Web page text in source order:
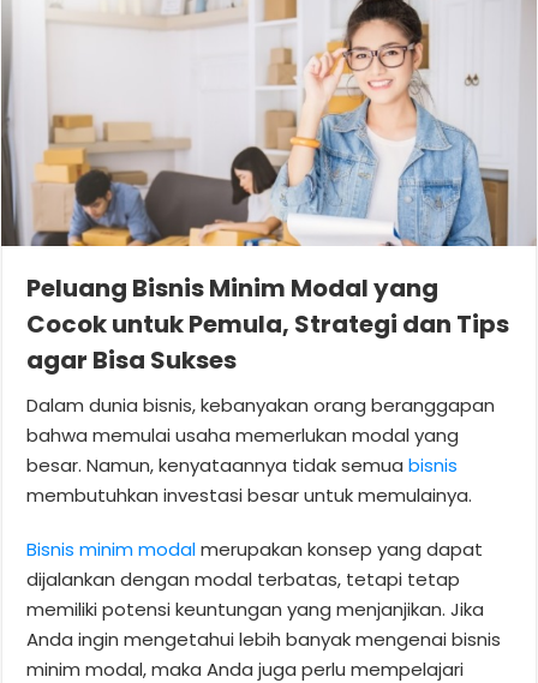
Peluang Bisnis Minim Modal yang
Cocok untuk Pemula, Strategi dan Tips
agar Bisa Sukses
Dalam dunia bisnis, kebanyakan orang beranggapan
bahwa memulai usaha memerlukan modal yang
besar. Namun, kenyataannya tidak semuabisnis
membutuhkan investasi besar untuk memulainya.
Bisnis minim modalmerupakan konsep yang dapat
dijalankan dengan modal terbatas, tetapi tetap
memiliki potensi keuntungan yang menjanjikan. Jika
Anda ingin mengetahui lebih banyak mengenai bisnis
minim modal, maka Anda juga perlu mempelajari